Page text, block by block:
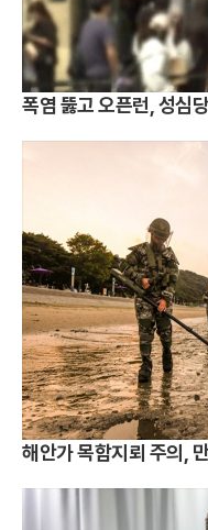
폭염 뚫고 오픈런, 성심
해안가 목함지뢰 주의,